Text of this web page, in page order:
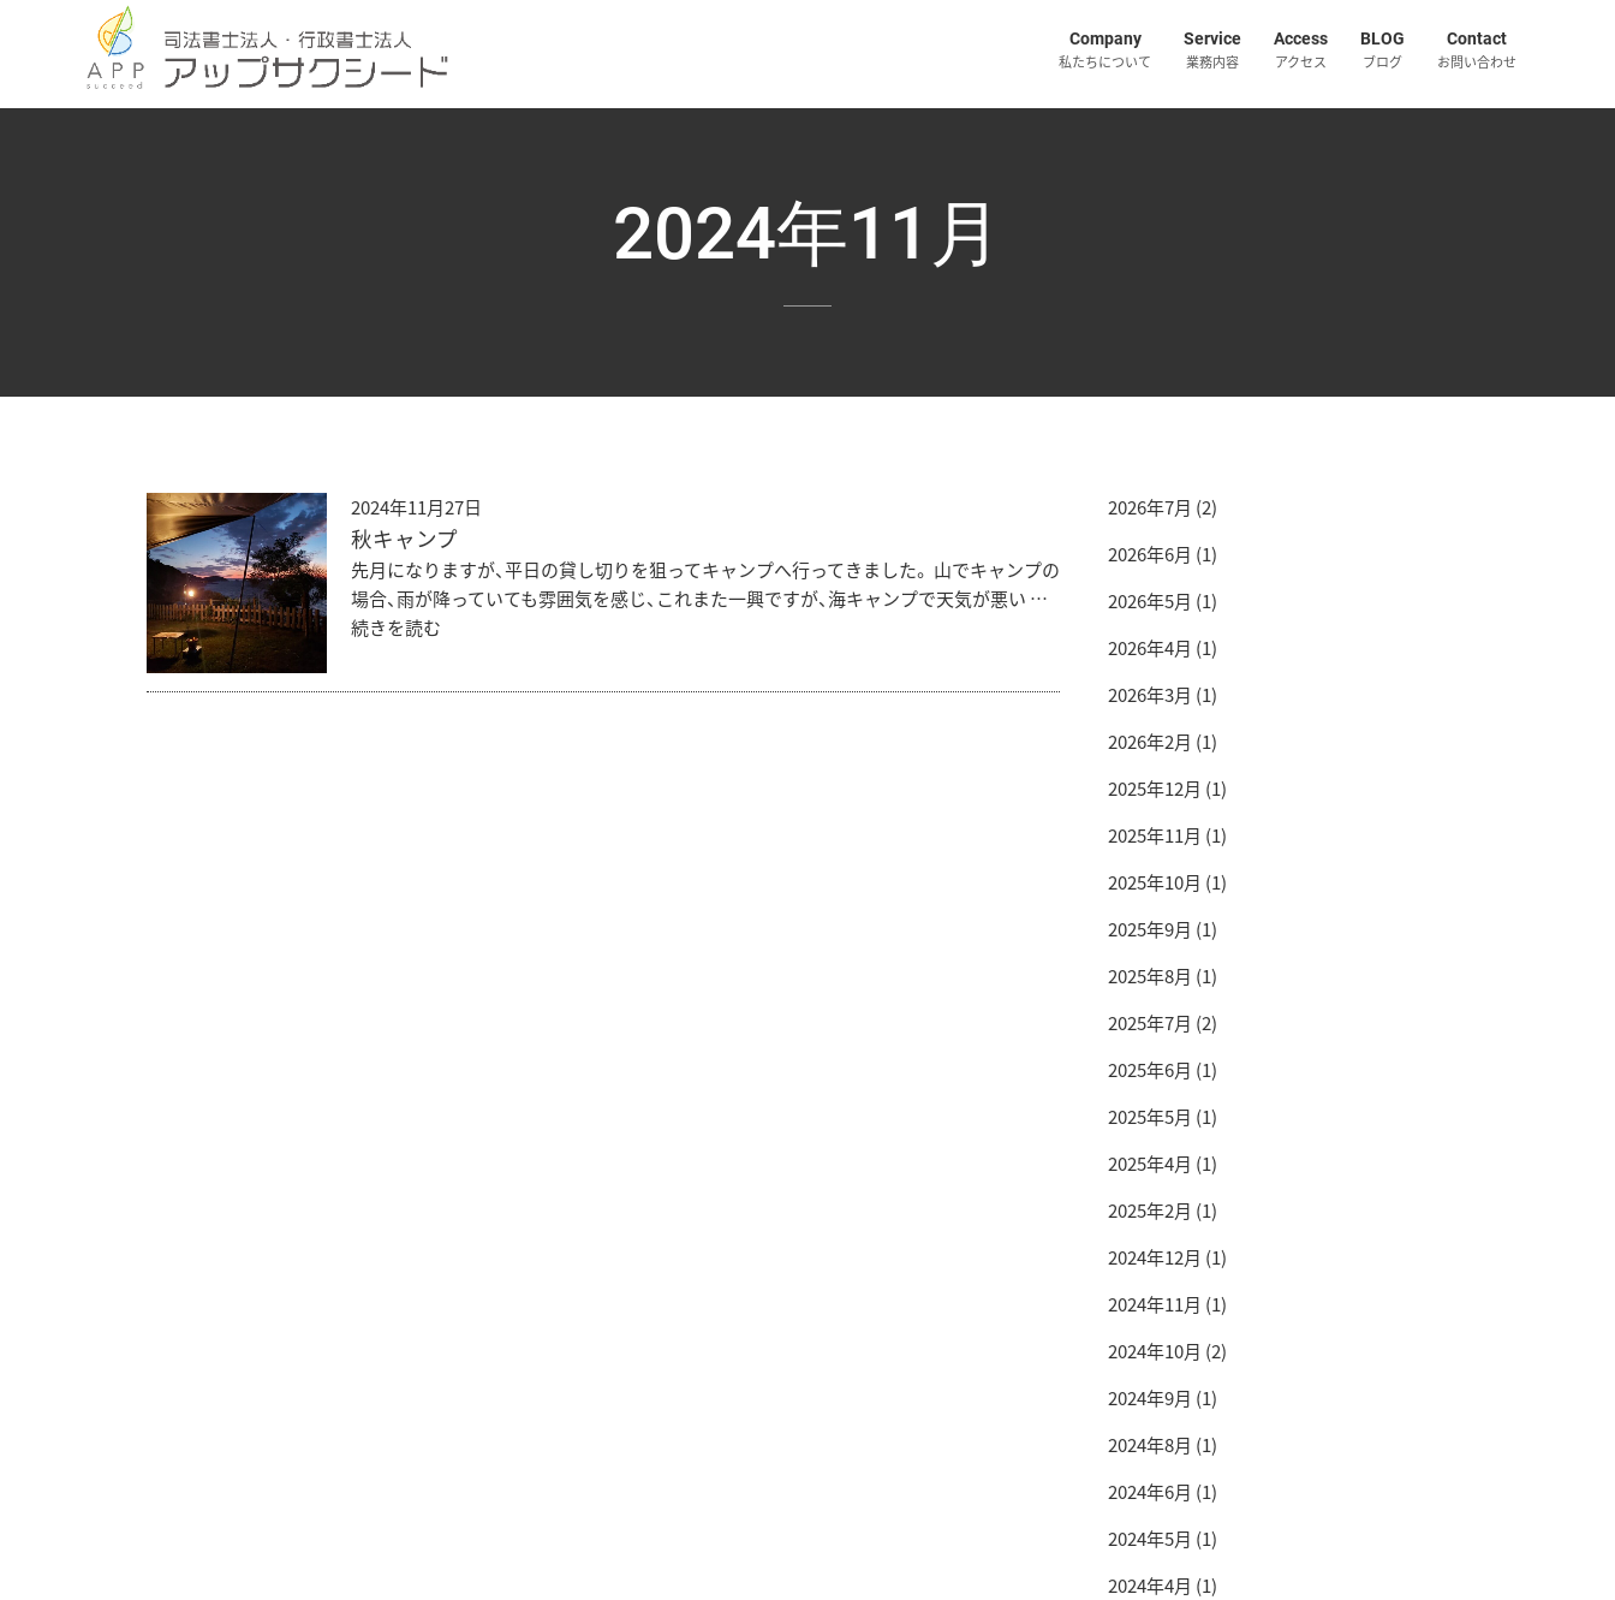
Company
私たちについて
Service
業務内容
Access
アクセス
BLOG
ブログ
Contact
お問い合わせ
2024年11月
2024年11月27日
秋キャンプ
先月になりますが、平日の貸し切りを狙ってキャンプへ行ってきました。 山でキャンプの
場合、雨が降っていても雰囲気を感じ、これまた一興ですが、海キャンプで天気が悪い …
続きを読む
2026年7月 (2)
2026年6月 (1)
2026年5月 (1)
2026年4月 (1)
2026年3月 (1)
2026年2月 (1)
2025年12月 (1)
2025年11月 (1)
2025年10月 (1)
2025年9月 (1)
2025年8月 (1)
2025年7月 (2)
2025年6月 (1)
2025年5月 (1)
2025年4月 (1)
2025年2月 (1)
2024年12月 (1)
2024年11月 (1)
2024年10月 (2)
2024年9月 (1)
2024年8月 (1)
2024年6月 (1)
2024年5月 (1)
2024年4月 (1)